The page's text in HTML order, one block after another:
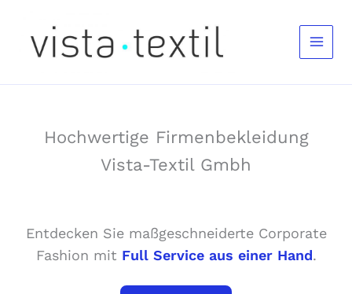
springen
Hochwertige Firmenbekleidung
Vista-Textil Gmbh
Entdecken Sie maßgeschneiderte Corporate
Fashion mit Full Service aus einer Hand.